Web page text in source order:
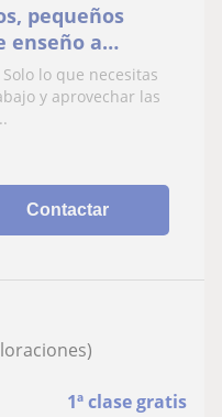
pequeños
enseño a
Mantén
lo que necesitas
y aprovechar las
Contactar
1ª clase gratis